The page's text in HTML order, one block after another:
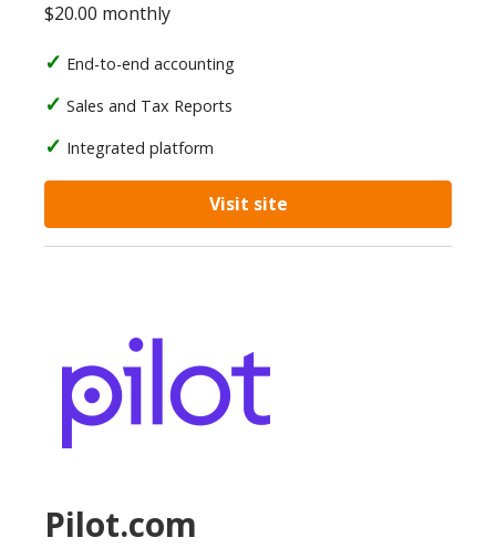
$20.00 monthly
End-to-end accounting
Sales and Tax Reports
Integrated platform
Visit site
Pilot.com